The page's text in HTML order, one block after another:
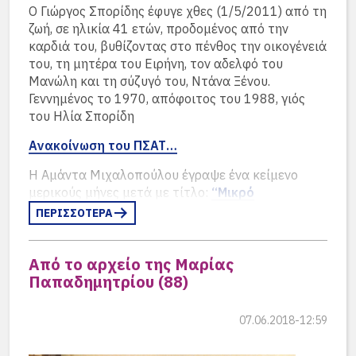
ΠολυμέρηςΖαχαριάδης –Ναυτιλιακές
Επιχειρήσεις, E.Karagiannidis & Sons GmbH, Βρέμη
Ιωάννης Ζωνίτσας –Dipl.-Ing. der Fachrichtung
Architektur, Βερολίνο
ΕλένηΘεοδωρίδη –Οικονομολόγος (Lic.oec. HSG),
Ήρα Καλιαμπέτσου – Δικηγόρος (site)
Δημήτριος Καραδήμας – Strategic Marketing
Director, SingularLogic Group
Μαρία Κεσίσογλου – Μουσικός
1986: Wolfgang Hotzel
(D/Rel/Sp) – Σχοινιάς –
10a
1986:
Παναγιώτης
Στάμος –
W.Hotzel –
Σχοινιάς – 10a
1988: Ernest Kowarschik
(Ma/Ph) – Παναγιώτης
(φιλόλογος)
Ο Γιώργος Σπορίδης έφυγε χθες (1/5/2011) από τη
ζωή, σε ηλικία 41 ετών, προδομένος από την
καρδιά του, βυθίζοντας στο πένθος την οικογένειά
του, τη μητέρα του Ειρήνη, τον αδελφό του
Μανώλη και τη σύζυγό του, Ντάνα Ξένου.
Γεννημένος το 1970, απόφοιτος του 1988, γιός
του Ηλία Σπορίδη
Ανακοίνωση του ΠΣΑΤ…
Η Αμάντα Μιχαλοπούλου έγραψε ένα κείμενο
μερικούς μήνες μετά με τίτλο: “Μικρό
αναγνωστικό πένθους”, στη μνήμη του Γιώργου
Σπορίδη…
Στο τεύχος 21 της έκδοσης του ΣΑΓΣΑ “Γράμμα
στο Μαρούσι” έγραψε ο Άγγελος Κωβαίος ένα
κείμενο για τον συμμαθητή του, τον φίλο του, για
ΠΕΡΙΣΣΟΤΕΡΑ
Από το αρχείο της Μαρίας
Παπαδημητρίου (88)
07.06.2018-12:59